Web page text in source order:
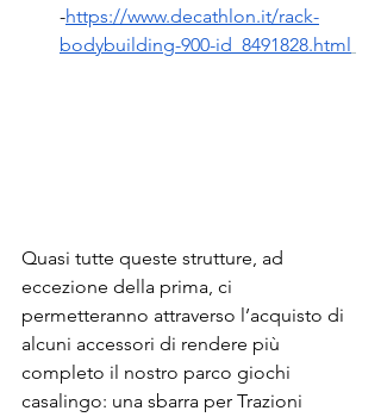
-https://www.decathlon.it/rack-
bodybuilding-900-id_8491828.html
Quasi tutte queste strutture, ad
eccezione della prima, ci
permetteranno attraverso l’acquisto di
alcuni accessori di rendere più
completo il nostro parco giochi
casalingo: una sbarra per Trazioni